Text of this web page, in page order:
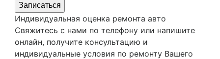
Записаться
Индивидуальная оценка ремонта авто
Свяжитесь с нами по телефону или напишите
онлайн, получите консультацию и
индивидуальные условия по ремонту Вашего